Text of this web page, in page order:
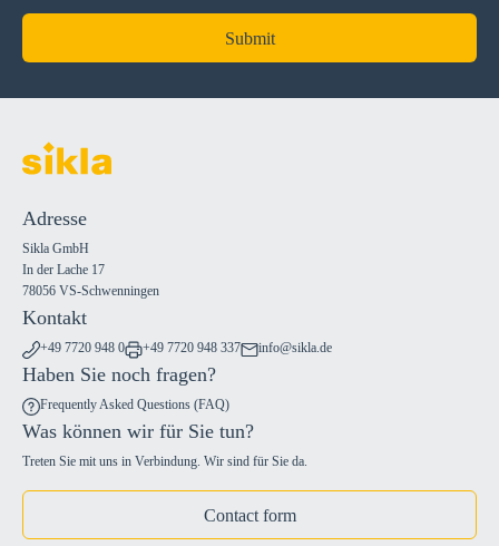
Submit
Adresse
Sikla GmbH
In der Lache 17
78056 VS-Schwenningen
Kontakt
+49 7720 948 0 +49 7720 948 337 info@sikla.de
Haben Sie noch fragen?
Frequently Asked Questions (FAQ)
Was können wir für Sie tun?
Treten Sie mit uns in Verbindung. Wir sind für Sie da.
Contact form